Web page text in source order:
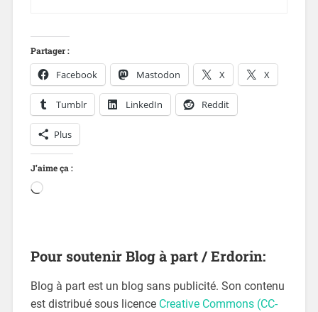
Partager :
Facebook Mastodon X X
Tumblr LinkedIn Reddit
Plus
J’aime ça :
Pour soutenir Blog à part / Erdorin:
Blog à part est un blog sans publicité. Son contenu
est distribué sous licence Creative Commons (CC-